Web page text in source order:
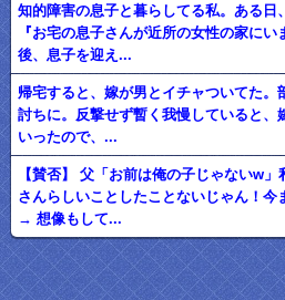
知的障害の息子と暮らしてる私。ある日
『お宅の息子さんが近所の女性の家に
後、息子を迎え...
帰宅すると、嫁が男とイチャついてた。
討ちに。反撃せず暫く我慢していると、
いったので、...
【賛否】 父「お前は俺の子じゃないw
さんらしいことしたことないじゃん！今
→ 想像もして...